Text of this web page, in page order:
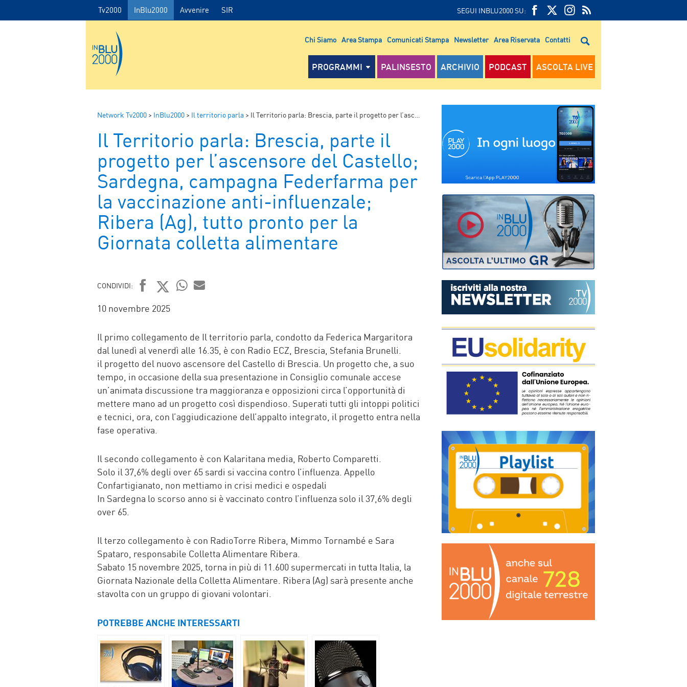
Tv2000 InBlu2000 Avvenire SIR SEGUI INBLU2000 SU:
FEED
RSS
RSS
Chi Siamo Area Stampa Comunicati Stampa Newsletter Area Riservata Contatti
PROGRAMMI PALINSESTO ARCHIVIO PODCAST ASCOLTA LIVE
Network Tv2000 > InBlu2000 > Il territorio parla > Il Territorio parla: Brescia, parte il progetto per l’ascensore del Castello; Sardegna, campagna Federfarma per la vaccinazione anti-influenzale; Ribera (Ag), tutto pronto per la Giornata colletta alimentare
Il Territorio parla: Brescia, parte il
progetto per l’ascensore del Castello;
Sardegna, campagna Federfarma per
la vaccinazione anti-influenzale;
Ribera (Ag), tutto pronto per la
Giornata colletta alimentare
CONDIVIDI:
FACEBOOK
TWITTER
10 novembre 2025
Il primo collegamento de Il territorio parla, condotto da Federica Margaritora
dal lunedì al venerdì alle 16.35, è con Radio ECZ, Brescia, Stefania Brunelli.
il progetto del nuovo ascensore del Castello di Brescia. Un progetto che, a suo
tempo, in occasione della sua presentazione in Consiglio comunale accese
un’animata discussione tra maggioranza e opposizioni circa l’opportunità di
mettere mano ad un progetto così dispendioso. Superati tutti gli intoppi politici
e tecnici, ora, con l’aggiudicazione dell’appalto integrato, il progetto entra nella
fase operativa.
Il secondo collegamento è con Kalaritana media, Roberto Comparetti.
Solo il 37,6% degli over 65 sardi si vaccina contro l’influenza. Appello
Confartigianato, non mettiamo in crisi medici e ospedali
In Sardegna lo scorso anno si è vaccinato contro l’influenza solo il 37,6% degli
over 65.
Il terzo collegamento è con RadioTorre Ribera, Mimmo Tornambé e Sara
Spataro, responsabile Colletta Alimentare Ribera.
Sabato 15 novembre 2025, torna in più di 11.600 supermercati in tutta Italia, la
Giornata Nazionale della Colletta Alimentare. Ribera (Ag) sarà presente anche
stavolta con un gruppo di giovani volontari.
POTREBBE ANCHE INTERESSARTI